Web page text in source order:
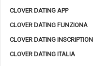
CLOVER DATING APP
CLOVER DATING FUNZIONA
CLOVER DATING INSCRIPTION
CLOVER DATING ITALIA